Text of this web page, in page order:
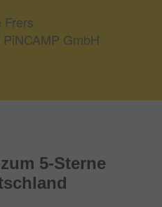
Frers
GmbH
5-Sterne